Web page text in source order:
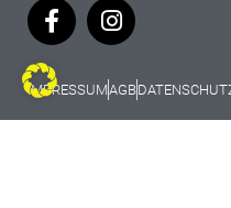
IMPRESSUMAGB